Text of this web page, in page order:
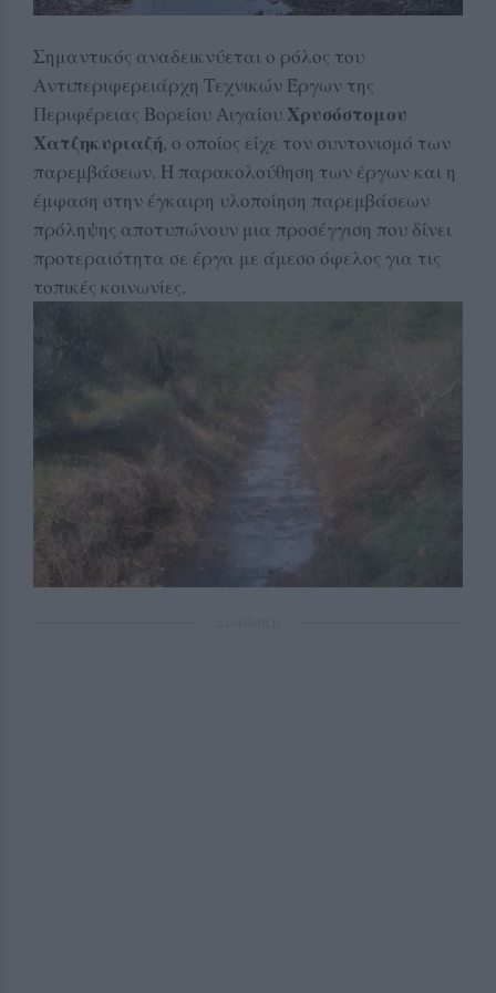
Σημαντικός αναδεικνύεται ο ρόλος του
Αντιπεριφερειάρχη Τεχνικών Έργων της
Περιφέρειας Βορείου Αιγαίου Χρυσόστομου
Χατζηκυριαζή, ο οποίος είχε τον συντονισμό των
παρεμβάσεων. Η παρακολούθηση των έργων και η
έμφαση στην έγκαιρη υλοποίηση παρεμβάσεων
πρόληψης αποτυπώνουν μια προσέγγιση που δίνει
προτεραιότητα σε έργα με άμεσο όφελος για τις
τοπικές κοινωνίες.